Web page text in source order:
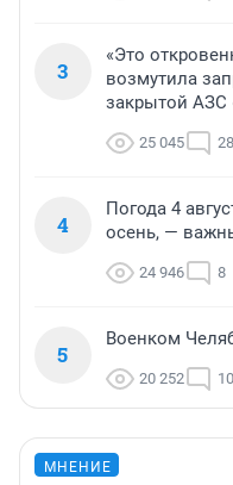
3
«Это
возмутила
закрытой АЗС
25 045
4
Погода 4
осень, —
24 946 8
5
Военком
20 252
МНЕНИЕ